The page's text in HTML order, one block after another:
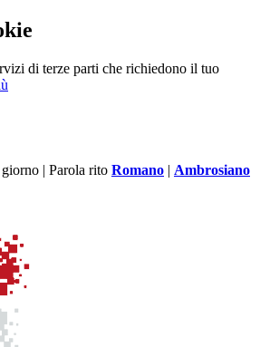
di terze parti che richiedono il tuo
| Parola rito Romano | Ambrosiano